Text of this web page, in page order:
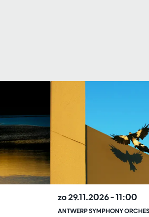
ANTWERP SYMPHONY
zo 29.11.2026– 11:00